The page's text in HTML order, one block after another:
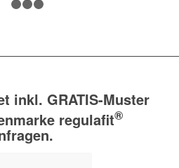
inkl. GRATIS-Muster
regulafit®